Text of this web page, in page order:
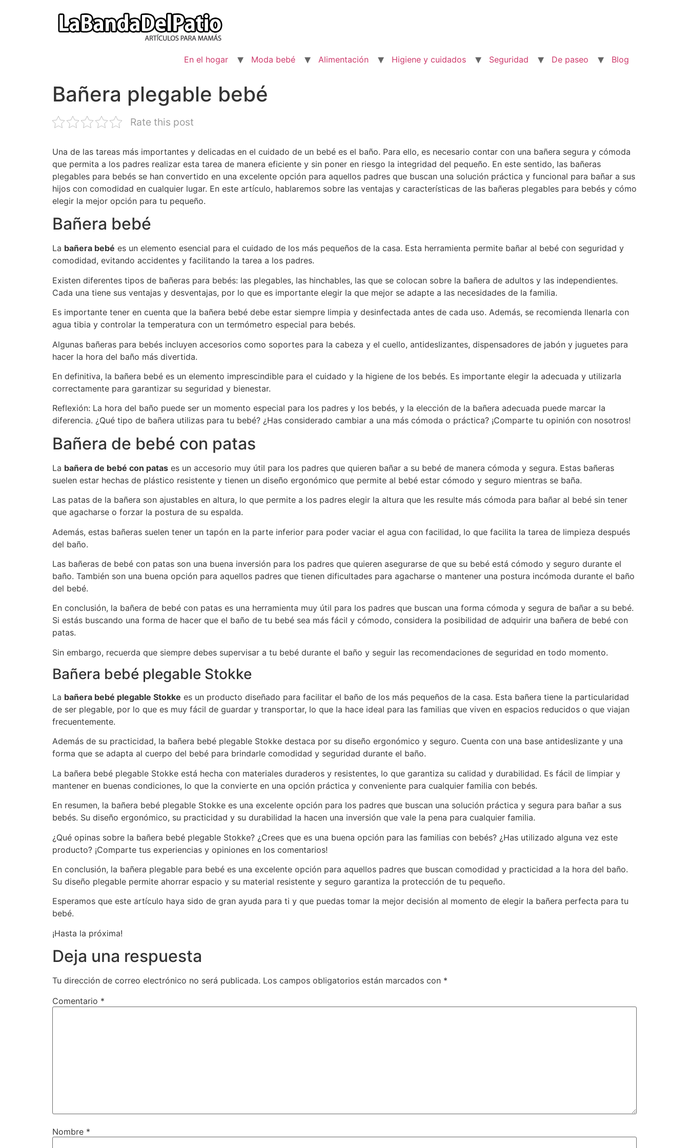
En el hogar Moda bebé Alimentación Higiene y cuidados Seguridad De paseo Blog
Bañera plegable bebé
Rate this post
Una de las tareas más importantes y delicadas en el cuidado de un bebé es el baño. Para ello, es necesario contar con una bañera segura y cómoda
que permita a los padres realizar esta tarea de manera eficiente y sin poner en riesgo la integridad del pequeño. En este sentido, las bañeras
plegables para bebés se han convertido en una excelente opción para aquellos padres que buscan una solución práctica y funcional para bañar a sus
hijos con comodidad en cualquier lugar. En este artículo, hablaremos sobre las ventajas y características de las bañeras plegables para bebés y cómo
elegir la mejor opción para tu pequeño.
Bañera bebé
La bañera bebé es un elemento esencial para el cuidado de los más pequeños de la casa. Esta herramienta permite bañar al bebé con seguridad y
comodidad, evitando accidentes y facilitando la tarea a los padres.
Existen diferentes tipos de bañeras para bebés: las plegables, las hinchables, las que se colocan sobre la bañera de adultos y las independientes.
Cada una tiene sus ventajas y desventajas, por lo que es importante elegir la que mejor se adapte a las necesidades de la familia.
Es importante tener en cuenta que la bañera bebé debe estar siempre limpia y desinfectada antes de cada uso. Además, se recomienda llenarla con
agua tibia y controlar la temperatura con un termómetro especial para bebés.
Algunas bañeras para bebés incluyen accesorios como soportes para la cabeza y el cuello, antideslizantes, dispensadores de jabón y juguetes para
hacer la hora del baño más divertida.
En definitiva, la bañera bebé es un elemento imprescindible para el cuidado y la higiene de los bebés. Es importante elegir la adecuada y utilizarla
correctamente para garantizar su seguridad y bienestar.
Reflexión: La hora del baño puede ser un momento especial para los padres y los bebés, y la elección de la bañera adecuada puede marcar la
diferencia. ¿Qué tipo de bañera utilizas para tu bebé? ¿Has considerado cambiar a una más cómoda o práctica? ¡Comparte tu opinión con nosotros!
Bañera de bebé con patas
La bañera de bebé con patas es un accesorio muy útil para los padres que quieren bañar a su bebé de manera cómoda y segura. Estas bañeras
suelen estar hechas de plástico resistente y tienen un diseño ergonómico que permite al bebé estar cómodo y seguro mientras se baña.
Las patas de la bañera son ajustables en altura, lo que permite a los padres elegir la altura que les resulte más cómoda para bañar al bebé sin tener
que agacharse o forzar la postura de su espalda.
Además, estas bañeras suelen tener un tapón en la parte inferior para poder vaciar el agua con facilidad, lo que facilita la tarea de limpieza después
del baño.
Las bañeras de bebé con patas son una buena inversión para los padres que quieren asegurarse de que su bebé está cómodo y seguro durante el
baño. También son una buena opción para aquellos padres que tienen dificultades para agacharse o mantener una postura incómoda durante el baño
del bebé.
En conclusión, la bañera de bebé con patas es una herramienta muy útil para los padres que buscan una forma cómoda y segura de bañar a su bebé.
Si estás buscando una forma de hacer que el baño de tu bebé sea más fácil y cómodo, considera la posibilidad de adquirir una bañera de bebé con
patas.
Sin embargo, recuerda que siempre debes supervisar a tu bebé durante el baño y seguir las recomendaciones de seguridad en todo momento.
Bañera bebé plegable Stokke
La bañera bebé plegable Stokke es un producto diseñado para facilitar el baño de los más pequeños de la casa. Esta bañera tiene la particularidad
de ser plegable, por lo que es muy fácil de guardar y transportar, lo que la hace ideal para las familias que viven en espacios reducidos o que viajan
frecuentemente.
Además de su practicidad, la bañera bebé plegable Stokke destaca por su diseño ergonómico y seguro. Cuenta con una base antideslizante y una
forma que se adapta al cuerpo del bebé para brindarle comodidad y seguridad durante el baño.
La bañera bebé plegable Stokke está hecha con materiales duraderos y resistentes, lo que garantiza su calidad y durabilidad. Es fácil de limpiar y
mantener en buenas condiciones, lo que la convierte en una opción práctica y conveniente para cualquier familia con bebés.
En resumen, la bañera bebé plegable Stokke es una excelente opción para los padres que buscan una solución práctica y segura para bañar a sus
bebés. Su diseño ergonómico, su practicidad y su durabilidad la hacen una inversión que vale la pena para cualquier familia.
¿Qué opinas sobre la bañera bebé plegable Stokke? ¿Crees que es una buena opción para las familias con bebés? ¿Has utilizado alguna vez este
producto? ¡Comparte tus experiencias y opiniones en los comentarios!
En conclusión, la bañera plegable para bebé es una excelente opción para aquellos padres que buscan comodidad y practicidad a la hora del baño.
Su diseño plegable permite ahorrar espacio y su material resistente y seguro garantiza la protección de tu pequeño.
Esperamos que este artículo haya sido de gran ayuda para ti y que puedas tomar la mejor decisión al momento de elegir la bañera perfecta para tu
bebé.
¡Hasta la próxima!
Deja una respuesta
Tu dirección de correo electrónico no será publicada. Los campos obligatorios están marcados con *
Comentario *
Nombre *